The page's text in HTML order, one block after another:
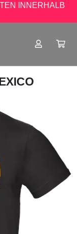
INNERHALB